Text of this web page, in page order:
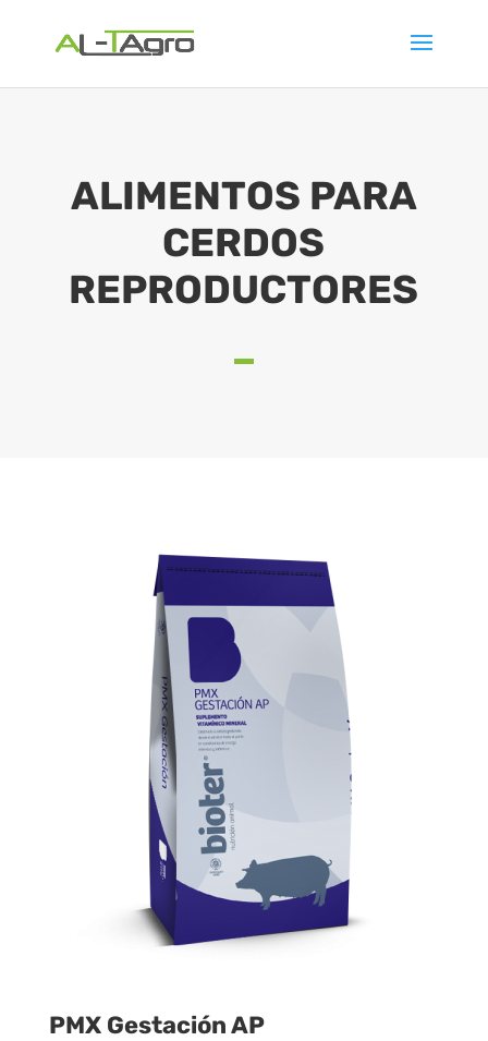
ALIMENTOS PARA
CERDOS
REPRODUCTORES
PMX Gestación AP